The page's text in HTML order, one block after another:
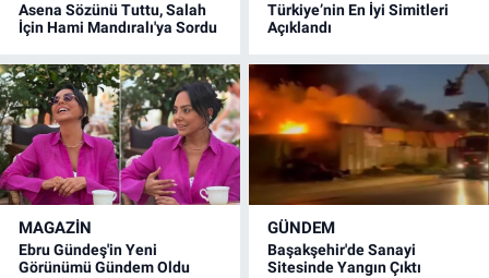
Asena Sözünü Tuttu, Salah
İçin Hami Mandıralı'ya Sordu
Türkiye’nin En İyi Simitleri
Açıklandı
MAGAZİN
Ebru Gündeş'in Yeni
Görünümü Gündem Oldu
GÜNDEM
Başakşehir'de Sanayi
Sitesinde Yangın Çıktı